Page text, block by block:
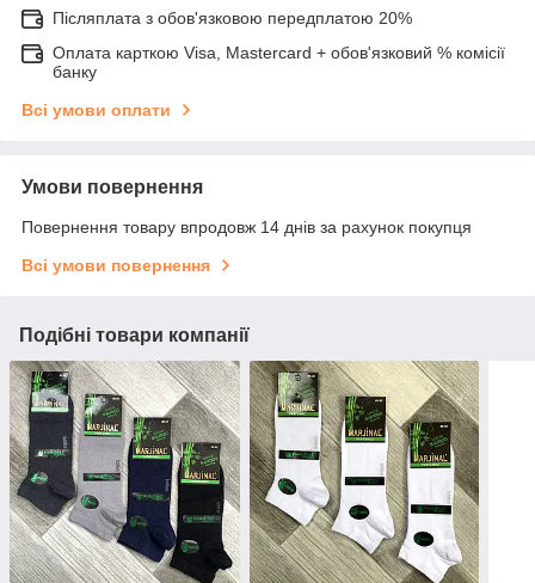
Післяплата з обов'язковою передплатою 20%
Оплата карткою Visa, Mastercard + обов'язковий % комісії
банку
Всі умови оплати
Умови повернення
Повернення товару впродовж 14 днів за рахунок покупця
Всі умови повернення
Подібні товари компанії